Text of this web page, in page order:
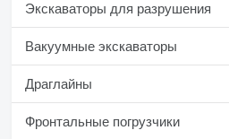
Экскаваторы для разрушения
Вакуумные экскаваторы
Драглайны
Фронтальные погрузчики